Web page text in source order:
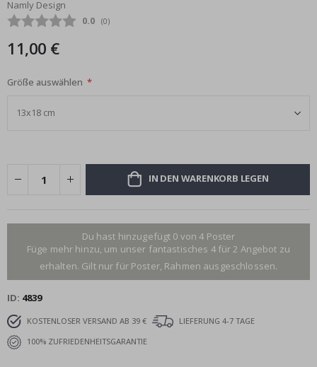
Bildgalerie
springen
Namly Design
Durchschnittliche Bewertung:
0.0 (abgegebene bewertungen:
0)
11,00 €
Größe auswählen
IN DEN WARENKORB LEGEN
Du hast hinzugefügt 0 von 4 Poster
Füge mehr hinzu, um unser fantastisches 4 für 2 Angebot zu
erhalten. Gilt nur für Poster, Rahmen ausgeschlossen.
ID 4839
KOSTENLOSER VERSAND AB 39 €
LIEFERUNG 4-7 TAGE
100% ZUFRIEDENHEITSGARANTIE